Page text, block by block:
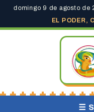
domingo 9 de agosto de
EL PODER,
☰